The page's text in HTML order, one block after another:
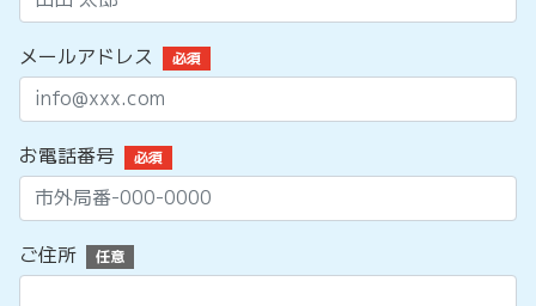
メールアドレス 必須
お電話番号 必須
ご住所 任意